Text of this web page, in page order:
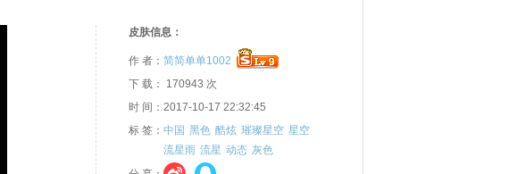
皮肤信息：
作 者： 简简单单1002
下 载： 170943 次
时 间：2017-10-17 22:32:45
标 签： 中国 黑色 酷炫 璀璨星空 星空
流星雨 流星 动态 灰色